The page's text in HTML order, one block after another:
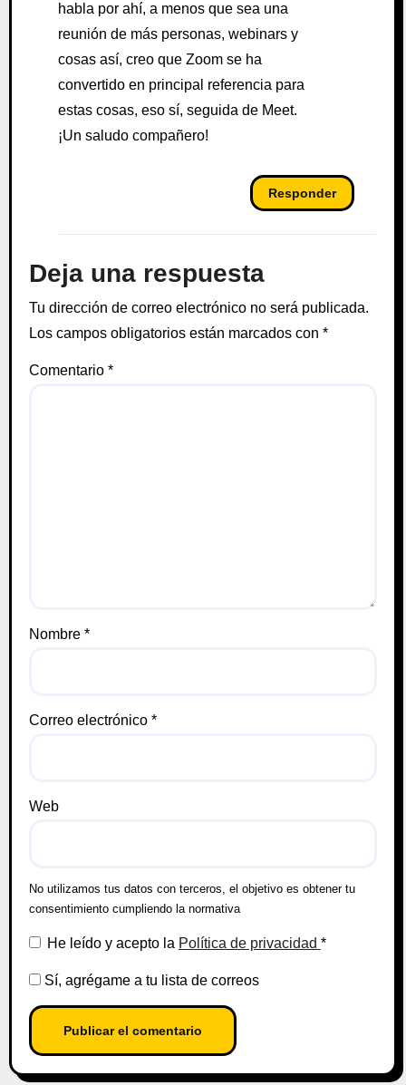
habla por ahí, a menos que sea una
reunión de más personas, webinars y
cosas así, creo que Zoom se ha
convertido en principal referencia para
estas cosas, eso sí, seguida de Meet.
¡Un saludo compañero!
Responder
Deja una respuesta
Tu dirección de correo electrónico no será publicada.
Los campos obligatorios están marcados con *
Comentario *
Nombre *
Correo electrónico *
Web
No utilizamos tus datos con terceros, el objetivo es obtener tu
consentimiento cumpliendo la normativa
He leído y acepto la Política de privacidad *
Sí, agrégame a tu lista de correos